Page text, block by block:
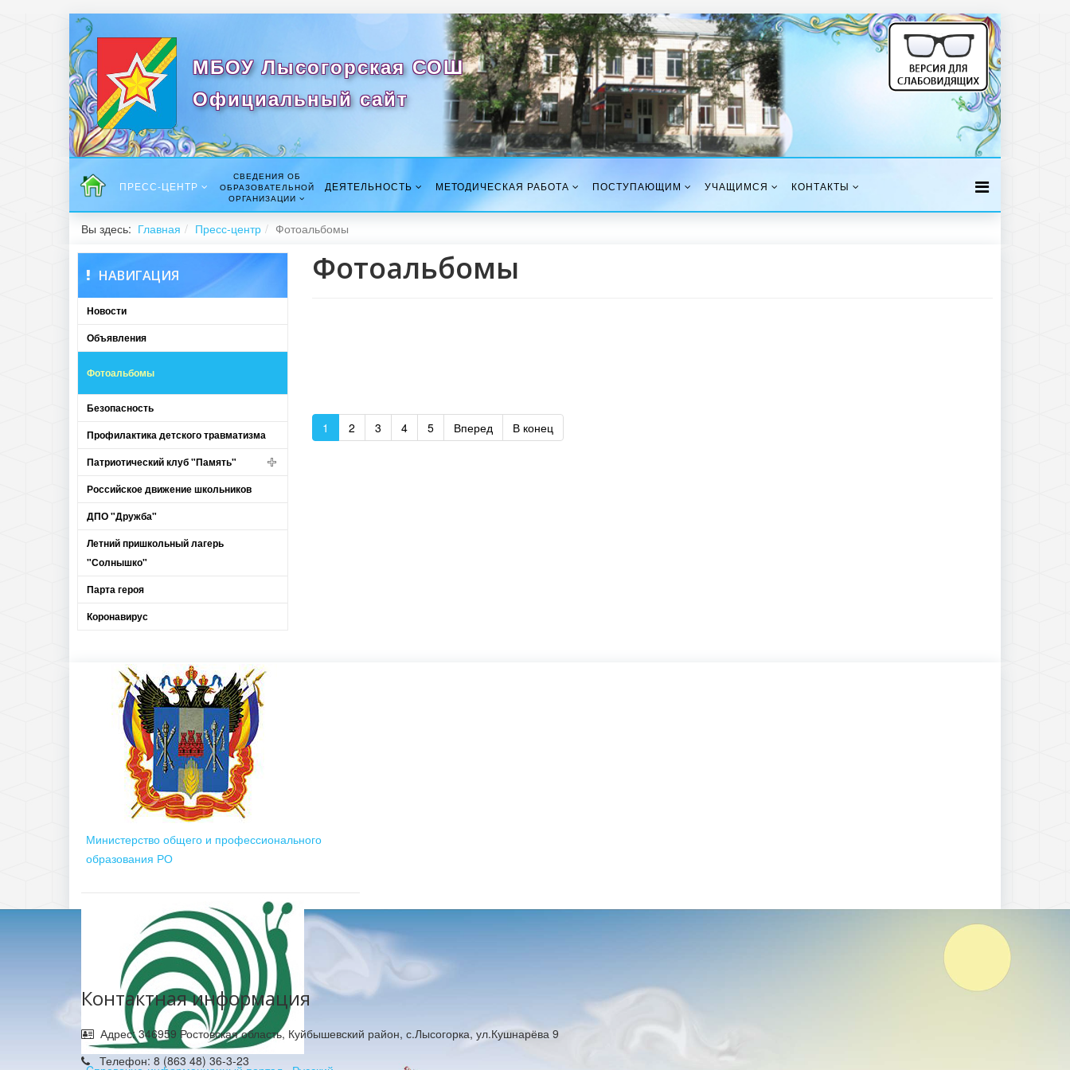
МБОУ Лысогорская СОШ
Официальный сайт
ПРЕСС-ЦЕНТР
СВЕДЕНИЯ ОБ
ОБРАЗОВАТЕЛЬНОЙ
ОРГАНИЗАЦИИ
ДЕЯТЕЛЬНОСТЬ МЕТОДИЧЕСКАЯ РАБОТА ПОСТУПАЮЩИМ УЧАЩИМСЯ КОНТАКТЫ
Вы здесь: Главная Пресс-центр Фотоальбомы
НАВИГАЦИЯ
Новости
Объявления
Фотоальбомы
Безопасность
Профилактика детского травматизма
Патриотический клуб "Память"
Российское движение школьников
ДПО "Дружба"
Летний пришкольный лагерь
"Солнышко"
Парта героя
Коронавирус
Фотоальбомы
1 2 3 4 5 Вперед В конец
Министерство общего и профессионального
образования РО
Контактная информация
Адрес: 346959 Ростовская область, Куйбышевский район, с.Лысогорка, ул.Кушнарёва 9
Телефон: 8 (863 48) 36-3-23